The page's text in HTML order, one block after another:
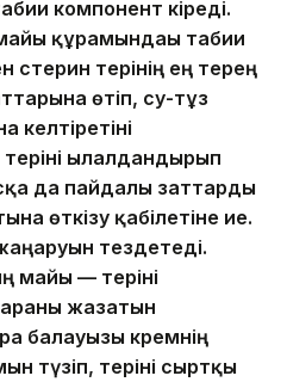
компонент кіреді.
құрамындағы табиғи
терінің ең терең
өтіп, су-тұз
келтіретіні
ылғалдандырып
да пайдалы заттарды
өткізу қабілетіне ие.
тездетеді.
майы — теріні
жазатын
балауызы кремнің
түзіп, теріні сыртқы